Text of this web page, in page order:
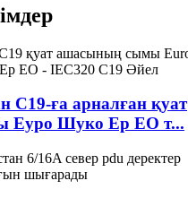
C19-ға арналған қуат
Еуро Шуко Ер ЕО т...